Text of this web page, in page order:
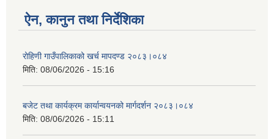
ऐन, कानुन तथा निर्देशिका
रोहिणी गाउँपालिकाको खर्च मापदण्ड २०८३।०८४
मिति: 08/06/2026 - 15:16
बजेट तथा कार्यक्रम कार्यान्वयनको मार्गदर्शन २०८३।०८४
मिति: 08/06/2026 - 15:11